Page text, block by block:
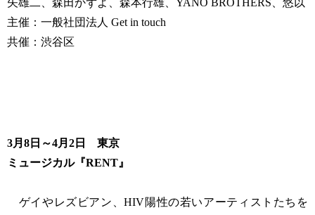
矢雄二、森田かずよ、森本行雄、YANO BROTHERS、悠以
主催：一般社団法人 Get in touch
共催：渋谷区
3月8日～4月2日 東京
ミュージカル『RENT』
ゲイやレズビアン、HIV陽性の若いアーティストたちを